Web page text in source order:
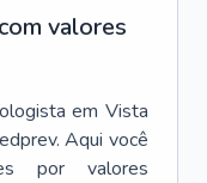
valores
em Vista
Aqui você
por valores